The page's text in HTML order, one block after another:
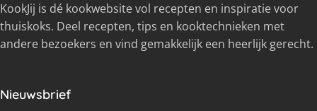
KookJij is dé kookwebsite vol recepten en inspiratie voor
thuiskoks. Deel recepten, tips en kooktechnieken met
andere bezoekers en vind gemakkelijk een heerlijk gerecht.
Nieuwsbrief